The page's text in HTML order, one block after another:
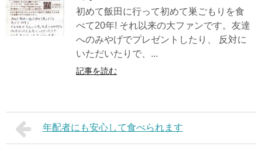
初めて飯田に行って初めて巣ごもりを食
べて20年! それ以来の大ファンです。友達
へのみやげでプレゼントしたり、 反対に
いただいたりで、...
記事を読む
年配者にも安心して食べられます